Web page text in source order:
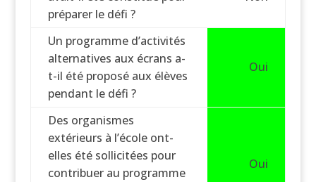
préparer le défi ?
Un programme d’activités
alternatives aux écrans a-
t-il été proposé aux élèves
pendant le défi ?
Oui
Des organismes
extérieurs à l’école ont-
elles été sollicitées pour
contribuer au programme
Oui